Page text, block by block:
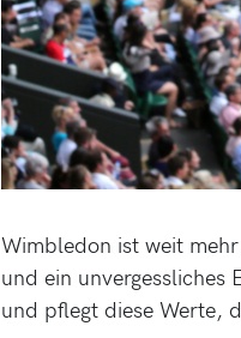
Wimbledon ist weit
und ein unvergessliches
und pflegt diese Werte,